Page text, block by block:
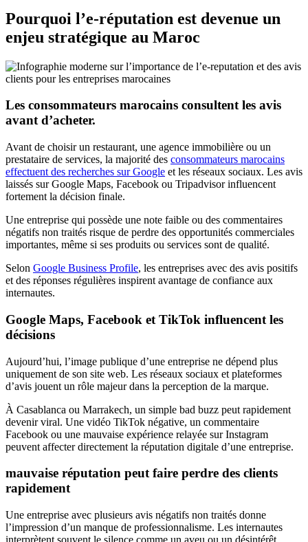
Pourquoi l’e-réputation est devenue un
enjeu stratégique au Maroc
Les consommateurs marocains consultent les avis
avant d’acheter.
Avant de choisir un restaurant, une agence immobilière ou un
prestataire de services, la majorité des consommateurs marocains
effectuent des recherches sur Google et les réseaux sociaux. Les avis
laissés sur Google Maps, Facebook ou Tripadvisor influencent
fortement la décision finale.
Une entreprise qui possède une note faible ou des commentaires
négatifs non traités risque de perdre des opportunités commerciales
importantes, même si ses produits ou services sont de qualité.
Selon Google Business Profile, les entreprises avec des avis positifs
et des réponses régulières inspirent avantage de confiance aux
internautes.
Google Maps, Facebook et TikTok influencent les
décisions
Aujourd’hui, l’image publique d’une entreprise ne dépend plus
uniquement de son site web. Les réseaux sociaux et plateformes
d’avis jouent un rôle majeur dans la perception de la marque.
À Casablanca ou Marrakech, un simple bad buzz peut rapidement
devenir viral. Une vidéo TikTok négative, un commentaire
Facebook ou une mauvaise expérience relayée sur Instagram
peuvent affecter directement la réputation digitale d’une entreprise.
mauvaise réputation peut faire perdre des clients
rapidement
Une entreprise avec plusieurs avis négatifs non traités donne
l’impression d’un manque de professionnalisme. Les internautes
interprètent souvent le silence comme un aveu ou un désintérêt